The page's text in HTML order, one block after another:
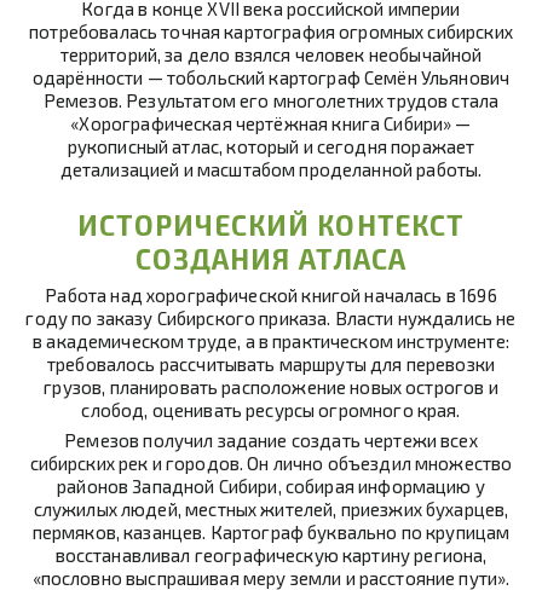
Когда в конце XVII века российской империи
потребовалась точная картография огромных сибирских
территорий, за дело взялся человек необычайной
одарённости — тобольский картограф Семён Ульянович
Ремезов. Результатом его многолетних трудов стала
«Хорографическая чертёжная книга Сибири» —
рукописный атлас, который и сегодня поражает
детализацией и масштабом проделанной работы.
ИСТОРИЧЕСКИЙ КОНТЕКСТ
СОЗДАНИЯ АТЛАСА
Работа над хорографической книгой началась в 1696
году по заказу Сибирского приказа. Власти нуждались не
в академическом труде, а в практическом инструменте:
требовалось рассчитывать маршруты для перевозки
грузов, планировать расположение новых острогов и
слобод, оценивать ресурсы огромного края.
Ремезов получил задание создать чертежи всех
сибирских рек и городов. Он лично объездил множество
районов Западной Сибири, собирая информацию у
служилых людей, местных жителей, приезжих бухарцев,
пермяков, казанцев. Картограф буквально по крупицам
восстанавливал географическую картину региона,
«пословно выспрашивая меру земли и расстояние пути».